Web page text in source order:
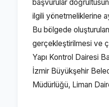
başvurular
ilgili yönetmeliklerine
Bu bölgede
gerçekleştirilmesi ve
Yapı Kontrol Dairesi
İzmir Büyükşehir
Müdürlüğü, Liman